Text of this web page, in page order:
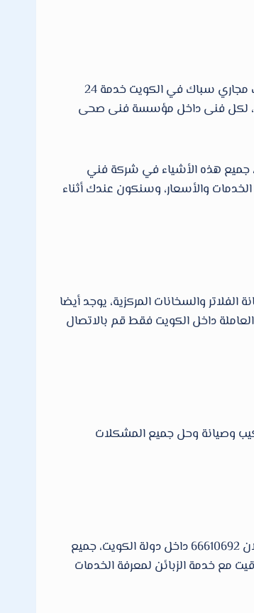
هوا أول فني صحي الكويت لكافة محافظات الكويت نقدم خدمات فنى صحى وادوات صحية وتسليك مجاري سباك في الكويت خدمة 24
لكل فنى داخل مؤسسة فنى صحى
أنحاء دولة الكويت ، اتصل بنا الان 66610692 داخل دولة الكويت، جميع هذه الأشياء في شركة فني
والأسعار، وسنكون عندك أثناء
والسخانات المركزية، يوجد أيضا
داخل الكويت فقط قم بالاتصال
وصيانة وحل جميع المشكلات
شركة فني صحى العديد من الخدمات التركيب والصيانة من ادوات صحية في جميع دولة الكويت العاصمة وجميع المحافظات، اتصل بنا الان 66610692 داخل دولة الكويت، جميع
مع خدمة الزبائن لمعرفة الخدمات